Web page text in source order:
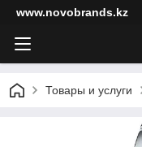
www.novobrands.kz
Товары и услуги